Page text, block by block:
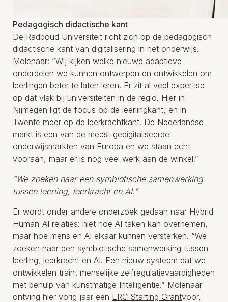
Pedagogisch didactische kant
De Radboud Universiteit richt zich op de pedagogisch
didactische kant van digitalisering in het onderwijs.
Molenaar: “Wij kijken welke nieuwe adaptieve
onderdelen we kunnen ontwerpen en ontwikkelen om
leerlingen beter te laten leren. Er zit al veel expertise
op dat vlak bij universiteiten in de regio. Hier in
Nijmegen ligt de focus op de leerlingkant, en in
Twente meer op de leerkrachtkant. De Nederlandse
markt is een van de meest gedigitaliseerde
onderwijsmarkten van Europa en we staan echt
vooraan, maar er is nog veel werk aan de winkel.”
“We zoeken naar een symbiotische samenwerking
tussen leerling, leerkracht en AI.”
Er wordt onder andere onderzoek gedaan naar Hybrid
Human-AI relaties: niet hoe AI taken kan overnemen,
maar hoe mens en AI elkaar kunnen versterken. “We
zoeken naar een symbiotische samenwerking tussen
leerling, leerkracht en AI. Een nieuw systeem dat we
ontwikkelen traint menselijke zelfregulatievaardigheden
met behulp van kunstmatige Intelligentie.” Molenaar
ontving hier vorig jaar een ERC Starting Grantvoor,